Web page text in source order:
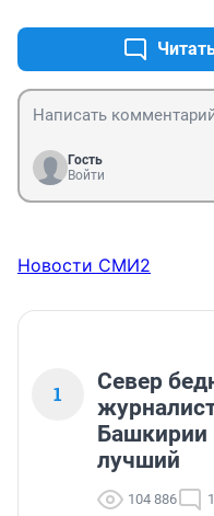
Гость
Войти
Новости СМИ2
1
Север
Башкирии
лучший
104 886